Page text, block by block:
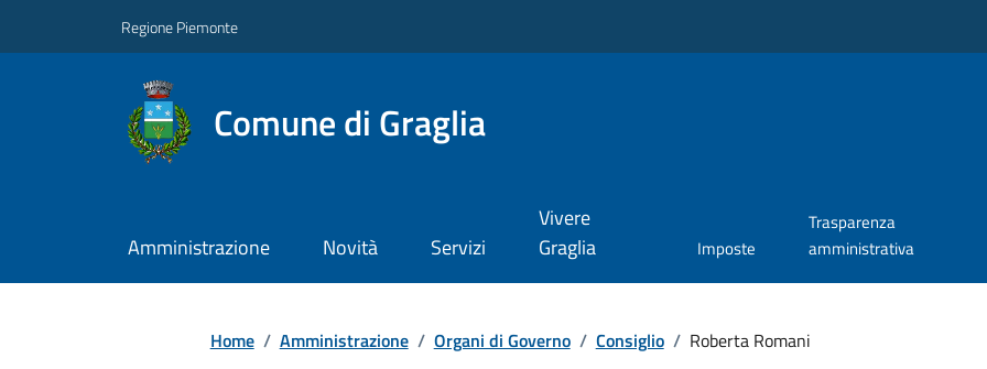
Regione Piemonte
Comune di Graglia
Amministrazione Novità Servizi
Vivere
Graglia
Imposte
Trasparenza
amministrativa
Home / Amministrazione / Organi di Governo / Consiglio / Roberta Romani